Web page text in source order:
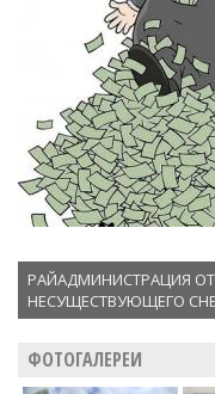
РАЙАДМИНИСТРАЦИЯ
НЕСУЩЕСТВУЮЩЕГО
ФОТОГАЛЕРЕИ